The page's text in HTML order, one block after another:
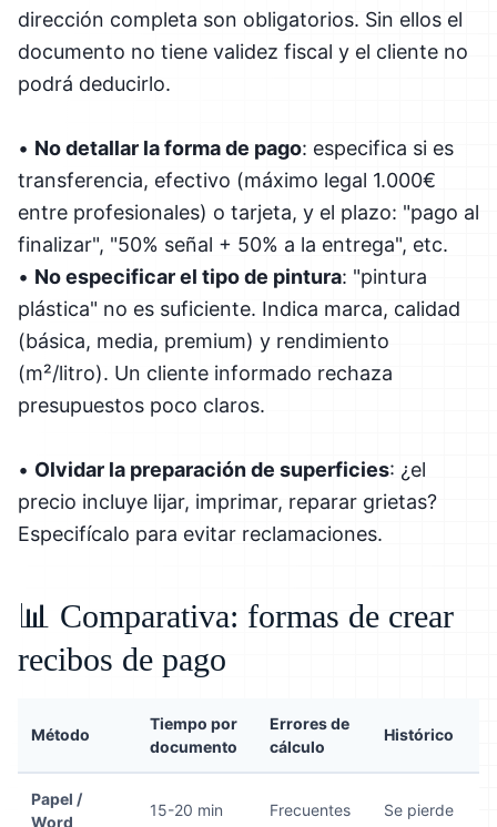
dirección completa son obligatorios. Sin ellos el
documento no tiene validez fiscal y el cliente no
podrá deducirlo.
• No detallar la forma de pago: especifica si es
transferencia, efectivo (máximo legal 1.000€
entre profesionales) o tarjeta, y el plazo: "pago al
finalizar", "50% señal + 50% a la entrega", etc.
• No especificar el tipo de pintura: "pintura
plástica" no es suficiente. Indica marca, calidad
(básica, media, premium) y rendimiento
(m²/litro). Un cliente informado rechaza
presupuestos poco claros.
• Olvidar la preparación de superficies: ¿el
precio incluye lijar, imprimar, reparar grietas?
Especifícalo para evitar reclamaciones.
📊 Comparativa: formas de crear
recibos de pago
Método
Tiempo por
documento
Errores de
cálculo
Histórico
Papel /
Word
15-20 min Frecuentes Se pierde